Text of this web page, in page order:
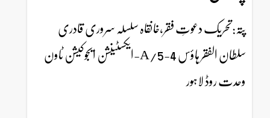
پتہ:تحریک دعوتِ فقر،خانقاہ سلسلہ سروری قادری
سلطان الفقر ہاؤس 4-5/A-ایکسٹینشن ایجوکیشن ٹاون
وحدت روڈ لاہور